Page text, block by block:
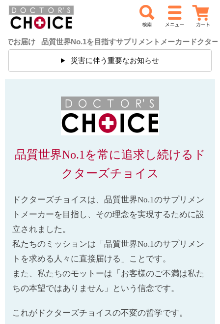
世界No.1を目指すサプリメントメーカードクターズチョイス
災害に伴う重要なお知らせ
品質世界No.1を常に追求し続ける ド
クターズチョイス
ドクターズチョイスは、品質世界No.1のサプリメン
トメーカーを目指し、その理念を実現するために設
立されました。
私たちのミッションは「品質世界No.1のサプリメン
トを求める人々に直接届ける」ことです。
また、私たちのモットーは「お客様のご不満は私た
ちの本望ではありません」という信念です。
これがドクターズチョイスの不変の哲学です。